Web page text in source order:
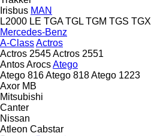
Irisbus MAN
L2000 LE TGA TGL TGM TGS TGX
Mercedes-Benz
A-ClassActros
Actros 2545Actros 2551
AntosArocsAtego
Atego 816Atego 818Atego 1223
Axor MB
Mitsubishi
Canter
Nissan
Atleon Cabstar